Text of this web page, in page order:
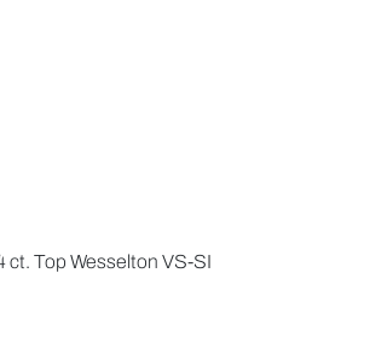
Top Wesselton VS-SI